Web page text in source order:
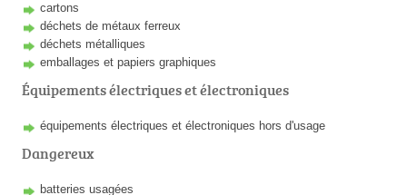
cartons
déchets de métaux ferreux
déchets métalliques
emballages et papiers graphiques
Équipements électriques et électroniques
équipements électriques et électroniques hors d'usage
Dangereux
batteries usagées